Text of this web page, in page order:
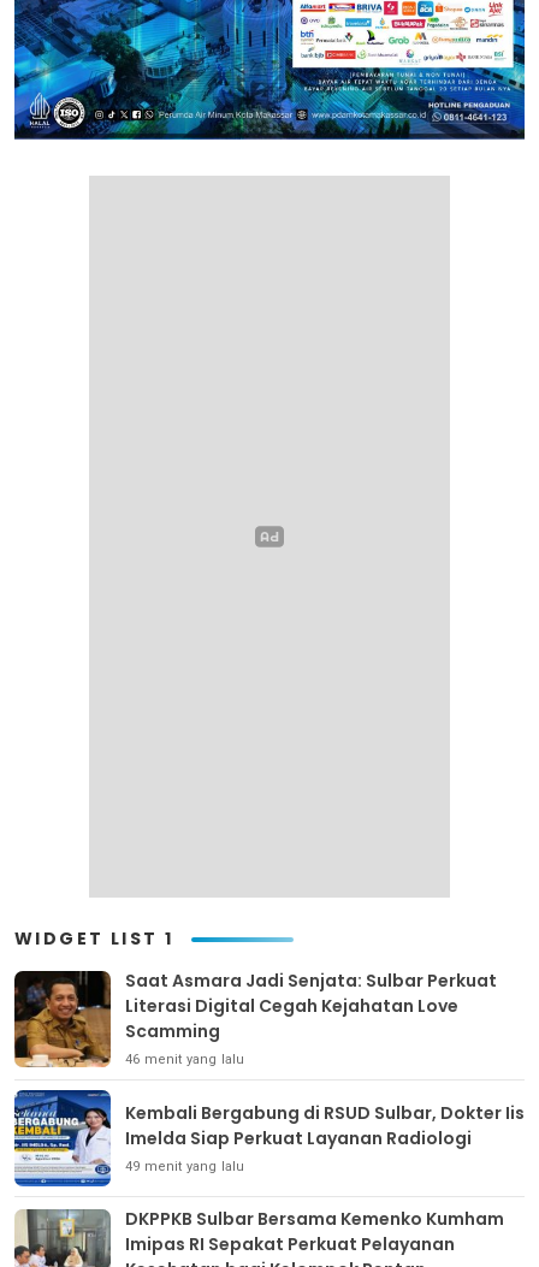
WIDGET LIST 1
Saat Asmara Jadi Senjata: Sulbar Perkuat
Literasi Digital Cegah Kejahatan Love
Scamming
46 menit yang lalu
Kembali Bergabung di RSUD Sulbar, Dokter Iis
Imelda Siap Perkuat Layanan Radiologi
49 menit yang lalu
DKPPKB Sulbar Bersama Kemenko Kumham
Imipas RI Sepakat Perkuat Pelayanan